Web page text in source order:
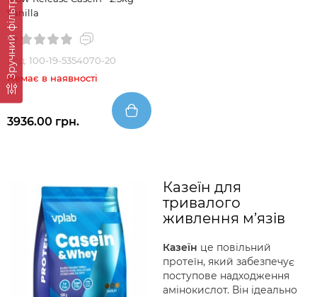
Зручний фільтр
Vanilla
Код: 100-19-5354070-20
Немає в наявності
3936.00 грн.
Казеїн для
тривалого
живлення м’язів
Казеїн це повільний
протеїн, який забезпечує
поступове надходження
амінокислот. Він ідеально